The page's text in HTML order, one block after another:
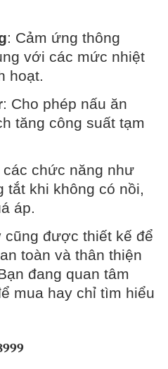
: Cảm ứng thông
với các mức nhiệt
hoạt.
: Cho phép nấu ăn
tăng công suất tạm
các chức năng như
tắt khi không có nồi,
áp.
cũng được thiết kế để
toàn và thân thiện
đang quan tâm
mua hay chỉ tìm hiểu